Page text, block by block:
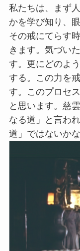
私たちは、まず
かを学び知り、
その戒にてらす
きます。気づい
す。更にどのよ
する。この力を
す。このプロセ
と思います。慈
なる道」と言わ
道」ではないか